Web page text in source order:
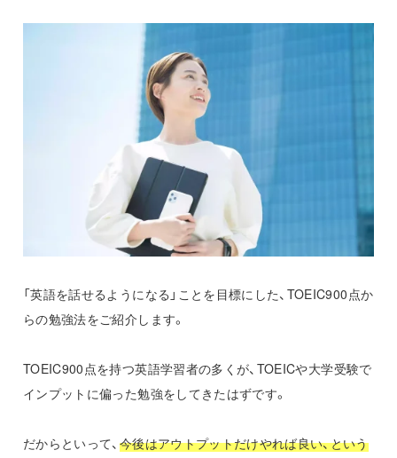
「英語を話せるようになる」ことを目標にした、TOEIC900点か
らの勉強法をご紹介します。
TOEIC900点を持つ英語学習者の多くが、TOEICや大学受験で
インプットに偏った勉強をしてきたはずです。
だからといって、 今後はアウトプットだけやれば良い、という